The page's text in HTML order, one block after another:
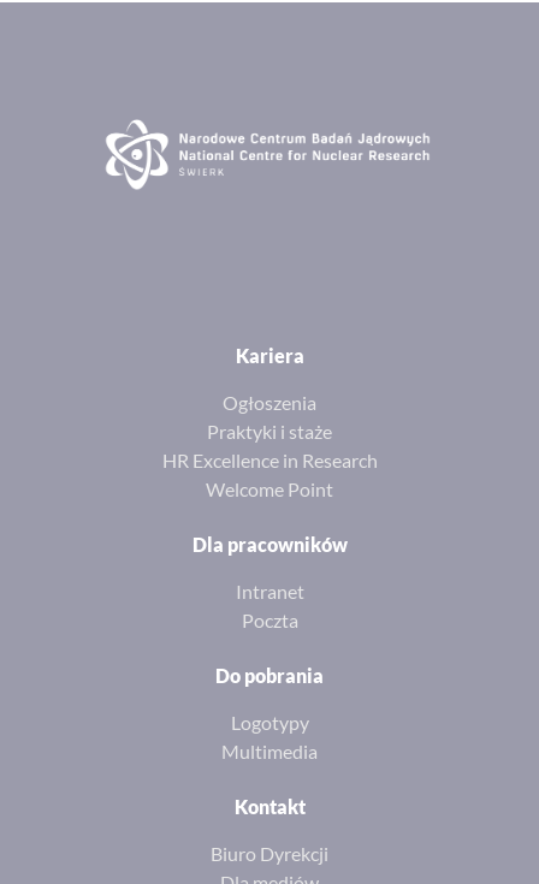
Kariera
Ogłoszenia
Praktyki i staże
HR Excellence in Research
Welcome Point
Dla pracowników
Intranet
Poczta
Do pobrania
Logotypy
Multimedia
Kontakt
Biuro Dyrekcji